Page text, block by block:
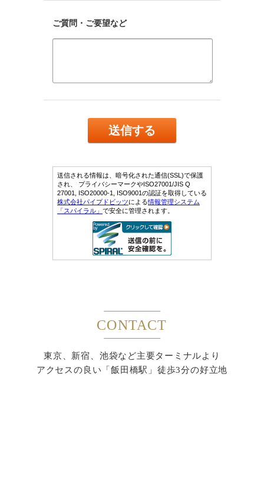
CONTACT
東京、新宿、池袋など主要ターミナルより
アクセスの良い「飯田橋駅」徒歩3分の好立地